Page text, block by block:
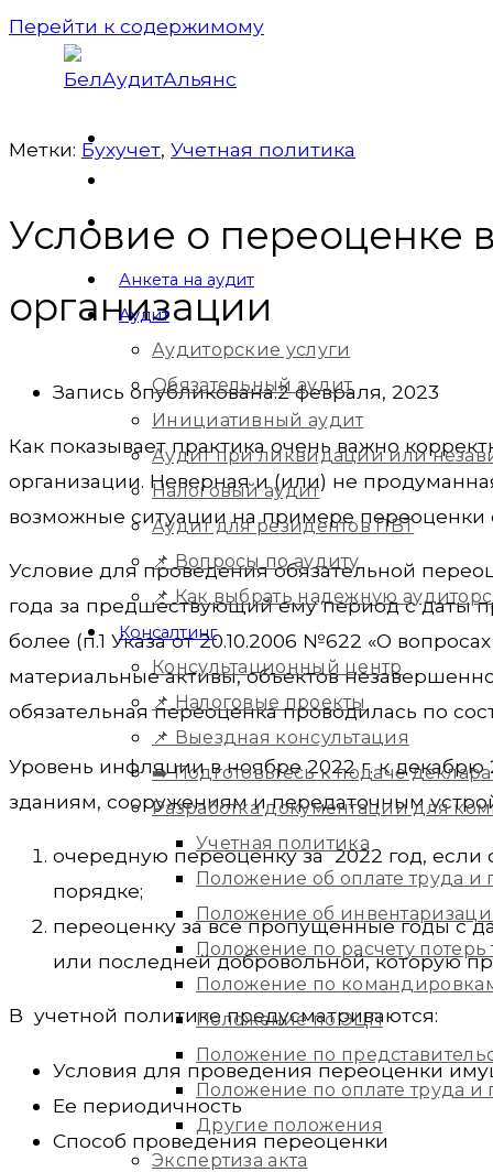
Перейти к содержимому
Анкета на аудит
Аудит
Аудиторские услуги
Обязательный аудит
Инициативный аудит
Аудит при ликвидации или
Налоговый аудит
Аудит для резидентов ПВТ
📌 Вопросы по аудиту
📌 Как выбрать надежную
Консалтинг
Консультационный центр
📌 Налоговые проекты
📌 Выездная консультация
➡️ Подготовьтесь к подаче
Разработка документации для
Учетная политика
Положение об оплате труда
Положение об
Положение по расчету
Положение по
Положение по ЭЦП
Положение по
Положение по оплате труда
Другие положения
Экспертиза акта
Метки: Бухучет, Учетная политика
Условие о переоценке
организации
Запись опубликована:2 февраля, 2023
Как показывает практика очень важно
организации. Неверная и (или) не
возможные ситуации на примере переоценки
Условие для проведения обязательной
года за предшествующий ему период с даты
более (п.1 Указа от 20.10.2006 №622 «О
материальные активы, объектов
обязательная переоценка проводилась по
Уровень инфляции в ноябре 2022 г. к декабрю
зданиям, сооружениям и передаточным
очередную переоценку за 2022 год,
порядке;
переоценку за все пропущенные годы с
или последней добровольной, которую
В учетной политике предусматриваются:
Условия для проведения переоценки
Ее периодичность
Способ проведения переоценки